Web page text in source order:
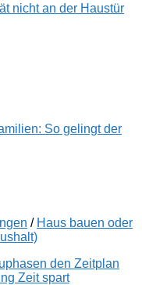
nicht an der Haustür
So gelingt der
/ Haus bauen oder
den Zeitplan
Zeit spart